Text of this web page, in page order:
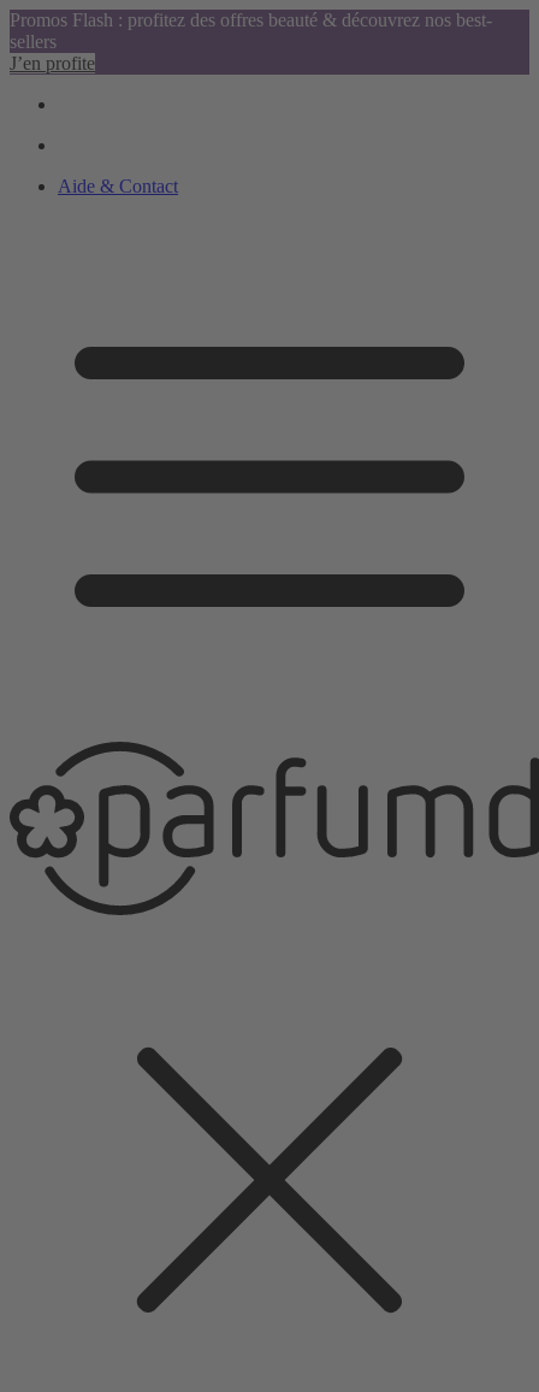
Promos Flash : profitez des offres beauté & découvrez nos best-
sellers
J’en profite
Aide & Contact